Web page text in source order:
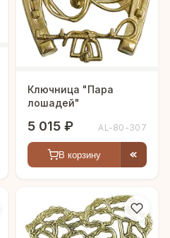
Ключница "Пара
лошадей"
5 015 ₽ AL-80-307
В корзину